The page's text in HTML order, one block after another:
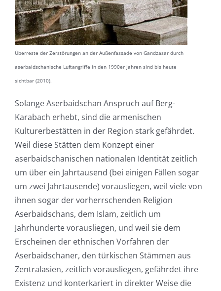
Überreste der Zerstörungen an der Außenfassade von Gandzasar durch
aserbaidschanische Luftangriffe in den 1990er Jahren sind bis heute
sichtbar (2010).
Solange Aserbaidschan Anspruch auf Berg-
Karabach erhebt, sind die armenischen
Kulturerbestätten in der Region stark gefährdet.
Weil diese Stätten dem Konzept einer
aserbaidschanischen nationalen Identität zeitlich
um über ein Jahrtausend (bei einigen Fällen sogar
um zwei Jahrtausende) vorausliegen, weil viele von
ihnen sogar der vorherrschenden Religion
Aserbaidschans, dem Islam, zeitlich um
Jahrhunderte vorausliegen, und weil sie dem
Erscheinen der ethnischen Vorfahren der
Aserbaidschaner, den türkischen Stämmen aus
Zentralasien, zeitlich vorausliegen, gefährdet ihre
Existenz und konterkariert in direkter Weise die